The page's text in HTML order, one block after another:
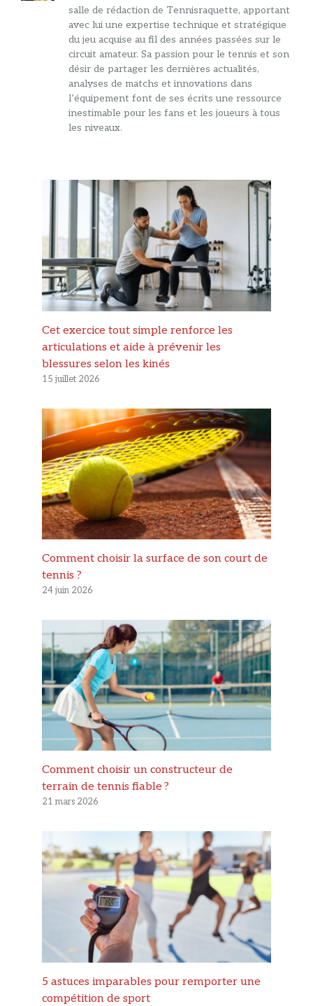
salle de rédaction de Tennisraquette, apportant
avec lui une expertise technique et stratégique
du jeu acquise au fil des années passées sur le
circuit amateur. Sa passion pour le tennis et son
désir de partager les dernières actualités,
analyses de matchs et innovations dans
l’équipement font de ses écrits une ressource
inestimable pour les fans et les joueurs à tous
les niveaux.
Cet exercice tout simple renforce les
articulations et aide à prévenir les
blessures selon les kinés
15 juillet 2026
Comment choisir la surface de son court de
tennis ?
24 juin 2026
Comment choisir un constructeur de
terrain de tennis fiable ?
21 mars 2026
5 astuces imparables pour remporter une
compétition de sport